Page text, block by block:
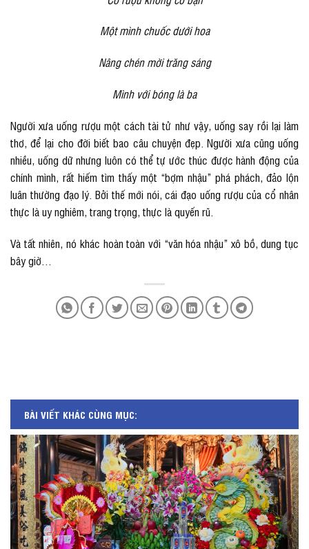
Một mình chuốc dưới hoa
Nâng chén mời trăng sáng
Mình với bóng là ba
Người xưa uống rượu một cách tài tử như vậy, uống say rồi lại làm
thơ, để lại cho đời biết bao câu chuyện đẹp. Người xưa cũng uống
nhiều, uống dữ nhưng luôn có thể tự ước thúc được hành động của
chính mình, rất hiếm tìm thấy một “bợm nhậu” phá phách, đảo lộn
luân thường đạo lý. Bởi thế mới nói, cái đạo uống rượu của cổ nhân
thực là uy nghiêm, trang trọng, thực là quyến rũ.
Và tất nhiên, nó khác hoàn toàn với “văn hóa nhậu” xô bồ, dung tục
bây giờ…
BÀI VIẾT KHÁC CÙNG MỤC: